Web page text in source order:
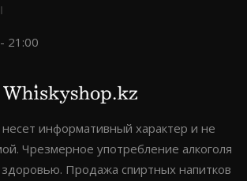
21:00
информативный характер и не
Чрезмерное употребление алкоголя
Продажа спиртных напитков